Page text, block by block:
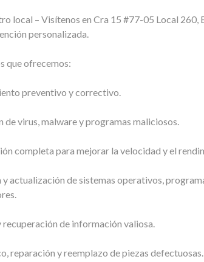
local – Visítenos en Cra 15 #77-05 Local 260,
personalizada.
que ofrecemos:
preventivo y correctivo.
de virus, malware y programas maliciosos.
completa para mejorar la velocidad y el
y actualización de sistemas operativos,
recuperación de información valiosa.
reparación y reemplazo de piezas defectuosas.